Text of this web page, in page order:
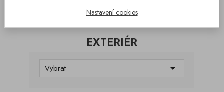
EXTERIÉR
Vybrat 
Nastavení cookies